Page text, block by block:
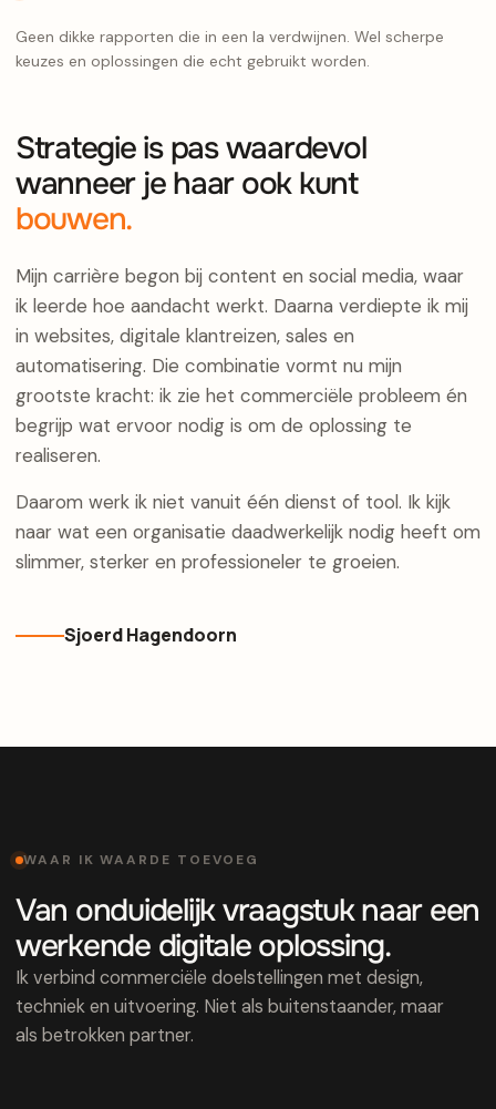
Geen dikke rapporten die in een la verdwijnen. Wel scherpe
keuzes en oplossingen die echt gebruikt worden.
Strategie is pas waardevol
wanneer je haar ook kunt
bouwen.
Mijn carrière begon bij content en social media, waar
ik leerde hoe aandacht werkt. Daarna verdiepte ik mij
in websites, digitale klantreizen, sales en
automatisering. Die combinatie vormt nu mijn
grootste kracht: ik zie het commerciële probleem én
begrijp wat ervoor nodig is om de oplossing te
realiseren.
Daarom werk ik niet vanuit één dienst of tool. Ik kijk
naar wat een organisatie daadwerkelijk nodig heeft om
slimmer, sterker en professioneler te groeien.
Sjoerd Hagendoorn
WAAR IK WAARDE TOEVOEG
Van onduidelijk vraagstuk naar een
werkende digitale oplossing.
Ik verbind commerciële doelstellingen met design,
techniek en uitvoering. Niet als buitenstaander, maar
als betrokken partner.